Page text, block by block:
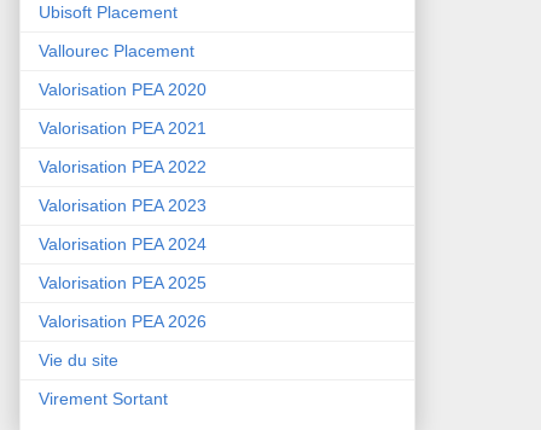
Ubisoft Placement
Vallourec Placement
Valorisation PEA 2020
Valorisation PEA 2021
Valorisation PEA 2022
Valorisation PEA 2023
Valorisation PEA 2024
Valorisation PEA 2025
Valorisation PEA 2026
Vie du site
Virement Sortant